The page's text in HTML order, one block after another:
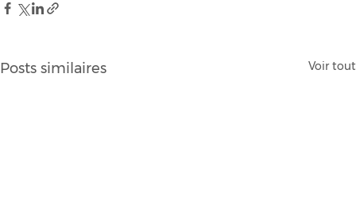
Posts similaires Voir tout